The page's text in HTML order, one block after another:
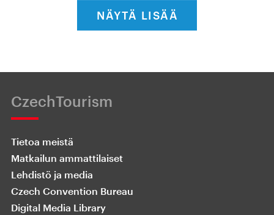
NÄYTÄ LISÄÄ
CzechTourism
Tietoa meistä
Matkailun ammattilaiset
Lehdistö ja media
Czech Convention Bureau
Digital Media Library